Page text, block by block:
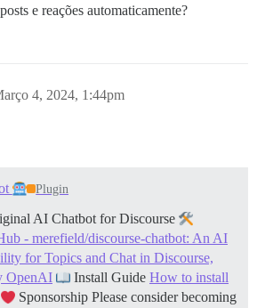
e reações automaticamente?
4, 2024, 1:44pm
Plugin
AI Chatbot for Discourse
- merefield/discourse-chatbot: An AI
for Topics and Chat in Discourse,
OpenAI
Install Guide How to install
Sponsorship Please consider becoming